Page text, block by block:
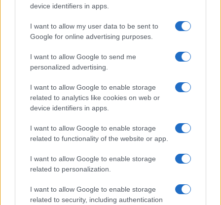
device identifiers in apps.
I want to allow my user data to be sent to
Google for online advertising purposes.
I want to allow Google to send me
personalized advertising.
I want to allow Google to enable storage
related to analytics like cookies on web or
device identifiers in apps.
I want to allow Google to enable storage
related to functionality of the website or app.
I want to allow Google to enable storage
related to personalization.
I want to allow Google to enable storage
related to security, including authentication
Sigue leyendo
Incidente de fuego en la Terminal 2 del aeropuerto
Murtala Muhammed en Lagos